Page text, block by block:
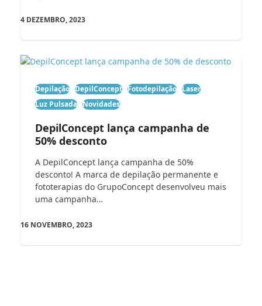
4 DEZEMBRO, 2023
Depilação DepilConcept Fotodepilação Laser
Luz Pulsada Novidades
DepilConcept lança campanha de
50% desconto
A DepilConcept lança campanha de 50%
desconto! A marca de depilação permanente e
fototerapias do GrupoConcept desenvolveu mais
uma campanha…
16 NOVEMBRO, 2023